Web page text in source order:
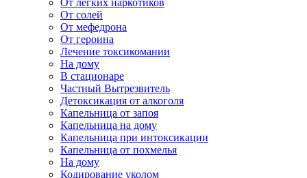
От лёгких наркотиков
От солей
От мефедрона
От героина
Лечение токсикомании
На дому
В стационаре
Частный Вытрезвитель
Детоксикация от алкоголя
Капельница от запоя
Капельница на дому
Капельница при интоксикации
Капельница от похмелья
На дому
Кодирование уколом